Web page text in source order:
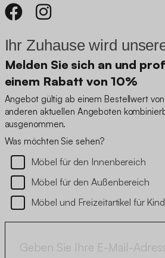
Ihr Zuhause wird
Melden Sie sich an und
einem Rabatt von 10%
Angebot gültig ab einem Bestellwert
anderen aktuellen Angeboten
ausgenommen.
Was möchten Sie sehen?
Möbel für den Innenbereich
Möbel für den Außenbereich
Möbel und Freizeitartikel für